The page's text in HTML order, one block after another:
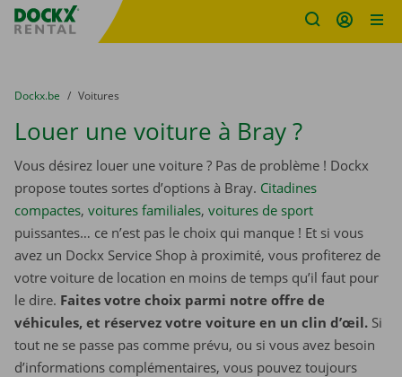
sitename
You are here:
du
Dockx.be to
Voitures
Louer une voiture à Bray ?
Vous désirez louer une voiture ? Pas de problème ! Dockx
propose toutes sortes d’options à Bray. Citadines
compactes, voitures familiales, voitures de sport
puissantes… ce n’est pas le choix qui manque ! Et si vous
avez un Dockx Service Shop à proximité, vous profiterez de
votre voiture de location en moins de temps qu’il faut pour
le dire. Faites votre choix parmi notre offre de
véhicules, et réservez votre voiture en un clin d’œil. Si
tout ne se passe pas comme prévu, ou si vous avez besoin
d’informations complémentaires, vous pouvez toujours